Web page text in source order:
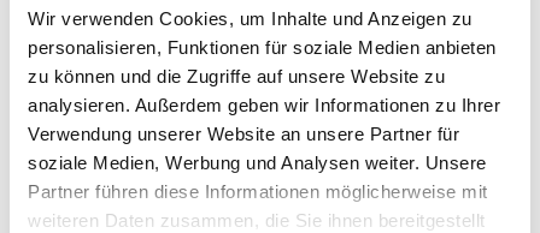
Wir verwenden Cookies, um Inhalte und Anzeigen zu
personalisieren, Funktionen für soziale Medien anbieten
zu können und die Zugriffe auf unsere Website zu
analysieren. Außerdem geben wir Informationen zu Ihrer
Verwendung unserer Website an unsere Partner für
soziale Medien, Werbung und Analysen weiter. Unsere
Partner führen diese Informationen möglicherweise mit
weiteren Daten zusammen, die Sie ihnen bereitgestellt
Sehenswürdigkeiten von Vancouver zu Fuß. Neben den
komfortabel und modern gestalteten Zimmern gefällt uns
besonders der riesige Lobby- und Lounge-Bereich mit
Restaurants und Bar. Der Ausblick auf die Bucht von
Vancouver und natürlich auch auf die angrenzenden Berge
(am Abend mit dem beleuchteten Skigebiet von Grouse
Mountain) ist unbeschreiblich. Es lohnt sich auf jeden Fall hier
einen Abend in einem der Restaurants (Fensterplatz buchen)